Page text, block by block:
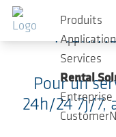
Sauter au contenu
Produits
Services
Rental
Entreprise
Pour un
24h/24 7j/7,